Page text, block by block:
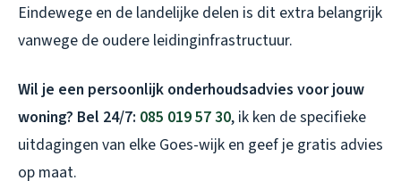
Eindewege en de landelijke delen is dit extra belangrijk
vanwege de oudere leidinginfrastructuur.
Wil je een persoonlijk onderhoudsadvies voor jouw
woning? Bel 24/7: 085 019 57 30, ik ken de specifieke
uitdagingen van elke Goes-wijk en geef je gratis advies
op maat.